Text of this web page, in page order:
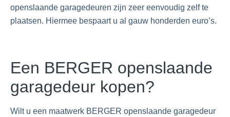
openslaande garagedeuren zijn zeer eenvoudig zelf te
plaatsen. Hiermee bespaart u al gauw honderden euro’s.
Een BERGER openslaande
garagedeur kopen?
Wilt u een maatwerk BERGER openslaande garagedeur